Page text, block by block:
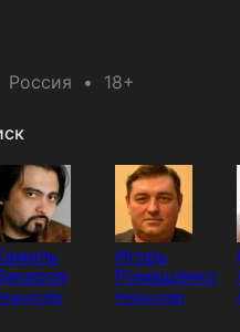
Россия 18+
Игорь
Ромащенко
Режиссёр